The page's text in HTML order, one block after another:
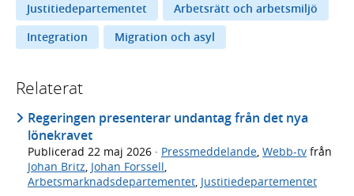
Justitiedepartementet
Arbetsrätt och arbetsmiljö
Integration
Migration och asyl
Relaterat
Regeringen presenterar undantag från det nya
lönekravet
Publicerad 22 maj 2026 · Pressmeddelande, Webb-tv från
Johan Britz, Johan Forssell,
Arbetsmarknadsdepartementet, Justitiedepartementet